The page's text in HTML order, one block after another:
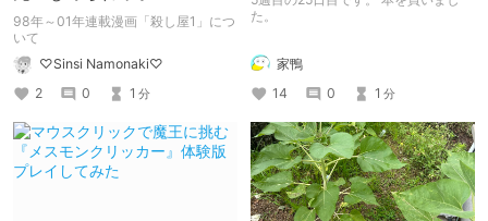
98年～01年連載漫画「殺し屋1」につ
いて
♡Sinsi Namonaki♡
2
0 1 分
た。
家鴨
14
0 1 分